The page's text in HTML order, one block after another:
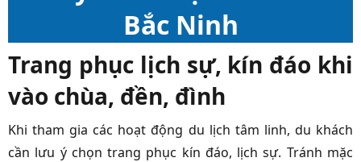
Bắc Ninh
Trang phục lịch sự, kín đáo khi
vào chùa, đền, đình
Khi tham gia các hoạt động du lịch tâm linh, du khách
cần lưu ý chọn trang phục kín đáo, lịch sự. Tránh mặc